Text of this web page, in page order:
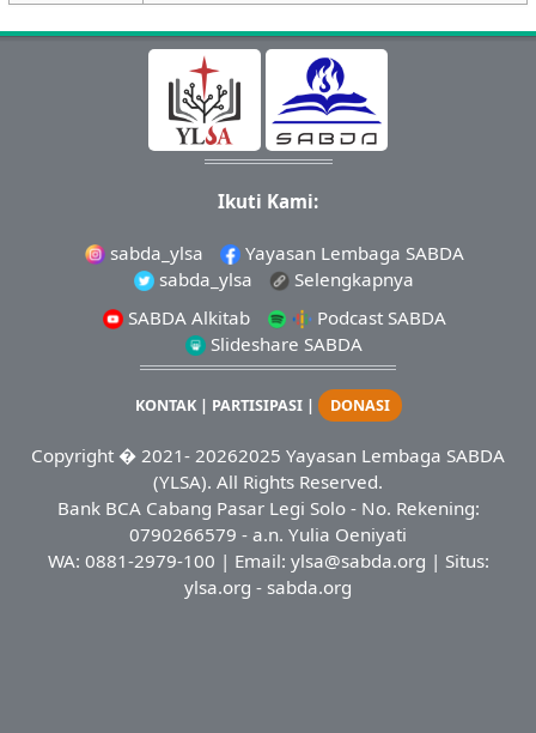
Ikuti Kami:
sabda_ylsa
Yayasan Lembaga SABDA
sabda_ylsa
Selengkapnya
SABDA Alkitab
Podcast SABDA
Slideshare SABDA
KONTAK| PARTISIPASI| DONASI
Copyright � 2021- 20262025 Yayasan Lembaga SABDA
(YLSA). All Rights Reserved.
Bank BCA Cabang Pasar Legi Solo - No. Rekening:
0790266579 - a.n. Yulia Oeniyati
WA: 0881-2979-100 | Email: ylsa@sabda.org | Situs:
ylsa.org - sabda.org